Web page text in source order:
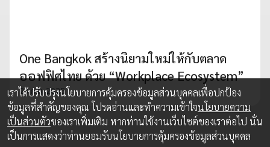
One Bangkok สร้างนิยามใหม่ให้กับตลาด
ออฟฟิศไทย ด้วย “Workplace Ecosystem”
23 ก.ย. 2025
เราได้ปรับปรุงนโยบายการคุ้มครองข้อมูลส่วนบุคคลเพื่อปกป้อง
ข้อมูลที่สำคัญของคุณ โปรดอ่านและทำความเข้าใจนโยบายความ
เป็นส่วนตัวของเราเพิ่มเติม หากท่านใช้งานเว็บไซต์ของเราต่อไป นั่น
เป็นการแสดงว่าท่านยอมรับนโยบายการคุ้มครองข้อมูลส่วนบุคคล